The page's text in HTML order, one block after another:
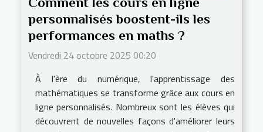
personnalisés boostent-ils les
performances en maths ?
Vendredi 24 octobre 2025 00:20
À l'ère du numérique, l'apprentissage des
mathématiques se transforme grâce aux cours en
ligne personnalisés. Nombreux sont les élèves qui
découvrent de nouvelles façons d'améliorer leurs